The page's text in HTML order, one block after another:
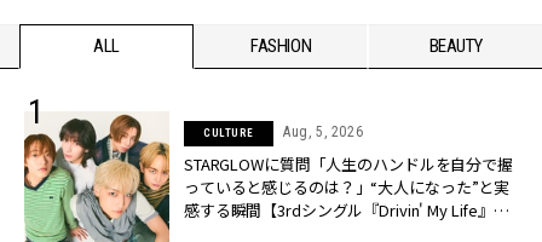
ALL FASHION BEAUTY
CULTURE Aug, 5, 2026
STARGLOWに質問「人生のハンドルを自分で握
っていると感じるのは？」“大️人になった”と実
感する瞬間【3rdシングル『Drivin' My Life』発